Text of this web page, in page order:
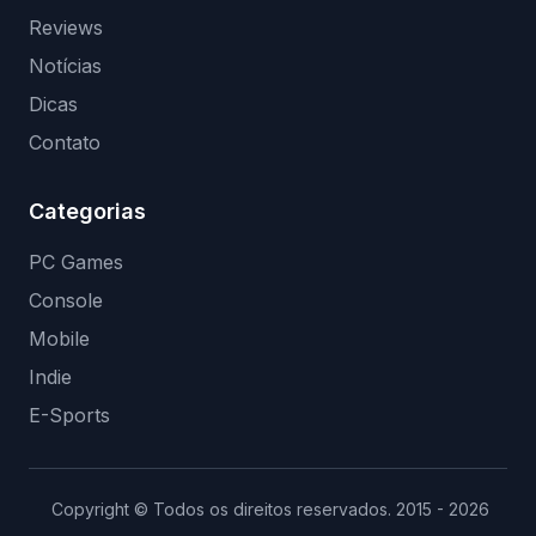
Reviews
Notícias
Dicas
Contato
Categorias
PC Games
Console
Mobile
Indie
E-Sports
Copyright © Todos os direitos reservados. 2015 - 2026